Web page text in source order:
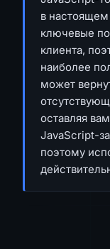
в настоящем
ключевые
клиента,
наиболее
может
оставляя
JavaScript-
поэтому